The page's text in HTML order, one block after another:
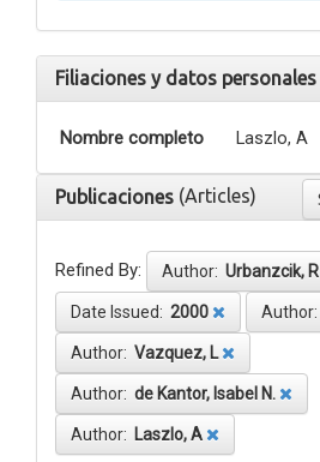
Filiaciones y datos personales
Nombre completo Laszlo, A
Publicaciones (Articles)
Refined By: Author: Urbanzcik, R
Date Issued: 2000 Author:
Author: Vazquez, L
Author: de Kantor, Isabel N.
Author: Laszlo, A